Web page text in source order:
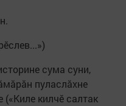
сума суни,
пуласлăхне
(«Киле килчӗ салтак